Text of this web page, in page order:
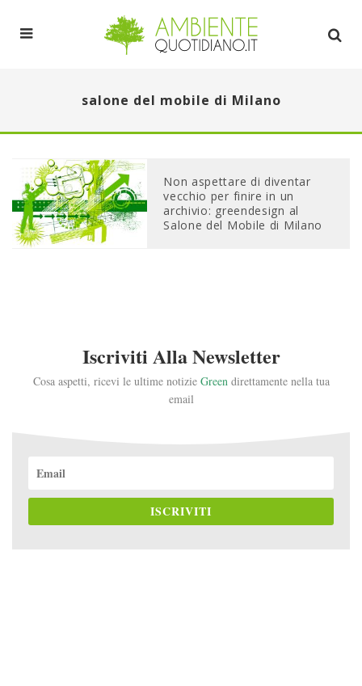
salone del mobile di Milano
Non aspettare di diventar
vecchio per finire in un
archivio: greendesign al
Salone del Mobile di Milano
Iscriviti Alla Newsletter
Cosa aspetti, ricevi le ultime notizie Greendirettamente nella tua
email
ISCRIVITI